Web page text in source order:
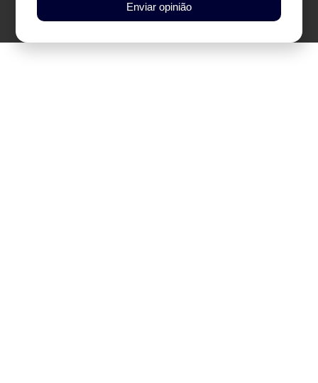
Enviar opinião